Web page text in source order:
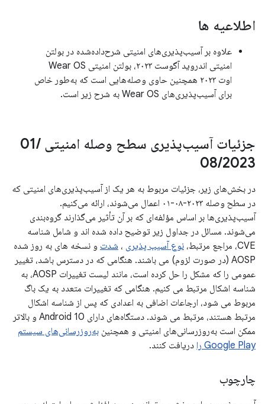
اطلاعیه ها
علاوه بر آسیب‌پذیری‌های امنیتی شرح‌داده‌شده در بولتن
امنیتی اندروید آگوست ۲۰۲۳، بولتن امنیتی Wear OS
اوت ۲۰۲۳ همچنین حاوی وصله‌هایی است که به‌طور خاص
برای آسیب‌پذیری‌های Wear OS به شرح زیر است.
جزئیات آسیب‌پذیری سطح وصله امنیتی 01 /
08/2023
در بخش‌های زیر، جزئیات مربوط به هر یک از آسیب‌پذیری‌های امنیتی که
در سطح وصله ۲۰۲۳-۰۸-۰۱ اعمال می‌شوند، ارائه می‌کنیم.
آسیب‌پذیری‌ها بر اساس مؤلفه‌ای که بر آن تأثیر می‌گذارند گروه‌بندی
می‌شوند. مسائل در جداول زیر توضیح داده شده اند و شامل شناسه
CVE، مراجع مرتبط،
نوع آسیب پذیری ، شدت و نسخه های به روز شده
AOSP (در صورت لزوم) می باشند. هنگامی که در دسترس باشد، تغییر
عمومی را که مشکل را حل کرده است، مانند لیست تغییرات AOSP، به
شناسه اشکال مرتبط می کنیم. هنگامی که تغییرات متعدد به یک باگ
مربوط می شود، ارجاعات اضافی به اعدادی که پس از شناسه اشکال
مرتبط هستند، مرتبط می شوند. دستگاه‌های دارای Android 10 و بالاتر
ممکن است به‌روزرسانی‌های امنیتی و همچنین به‌روزرسانی‌های سیستم
Google Play را
دریافت کنند.
چارچوب